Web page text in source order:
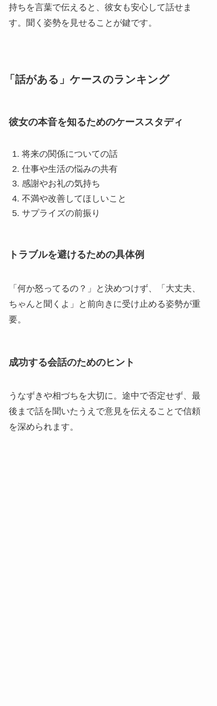
持ちを言葉で伝えると、彼女も安心して話せま
す。聞く姿勢を見せることが鍵です。
「話がある」ケースのランキング
彼女の本音を知るためのケーススタディ
将来の関係についての話
仕事や生活の悩みの共有
感謝やお礼の気持ち
不満や改善してほしいこと
サプライズの前振り
トラブルを避けるための具体例
「何か怒ってるの？」と決めつけず、「大丈夫、
ちゃんと聞くよ」と前向きに受け止める姿勢が重
要。
成功する会話のためのヒント
うなずきや相づちを大切に。途中で否定せず、最
後まで話を聞いたうえで意見を伝えることで信頼
を深められます。